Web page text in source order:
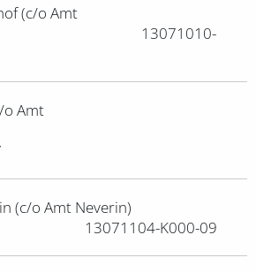
(c/o Amt
13071010-
o Amt
(c/o Amt Neverin)
K000-09